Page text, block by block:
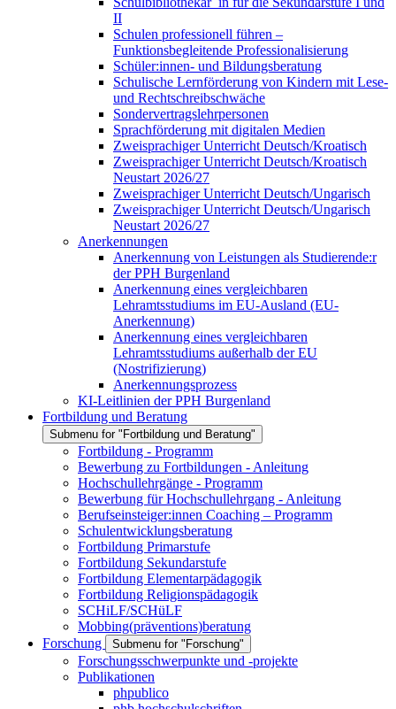
II
Schulen professionell führen –
Funktionsbegleitende Professionalisierung
Schüler:innen- und Bildungsberatung
Schulische Lernförderung von Kindern mit Lese-
und Rechtschreibschwäche
Sondervertragslehrpersonen
Sprachförderung mit digitalen Medien
Zweisprachiger Unterricht Deutsch/Kroatisch
Zweisprachiger Unterricht Deutsch/Kroatisch
Neustart 2026/27
Zweisprachiger Unterricht Deutsch/Ungarisch
Zweisprachiger Unterricht Deutsch/Ungarisch
Neustart 2026/27
Anerkennungen
Anerkennung von Leistungen als Studierende:r
der PPH Burgenland
Anerkennung eines vergleichbaren
Lehramtsstudiums im EU-Ausland (EU-
Anerkennung)
Anerkennung eines vergleichbaren
Lehramtsstudiums außerhalb der EU
(Nostrifizierung)
Anerkennungsprozess
KI-Leitlinien der PPH Burgenland
Fortbildung und Beratung
Submenu for "Fortbildung und Beratung"
Fortbildung - Programm
Bewerbung zu Fortbildungen - Anleitung
Hochschullehrgänge - Programm
Bewerbung für Hochschullehrgang - Anleitung
Berufseinsteiger:innen Coaching – Programm
Schulentwicklungsberatung
Fortbildung Primarstufe
Fortbildung Sekundarstufe
Fortbildung Elementarpädagogik
Fortbildung Religionspädagogik
SCHiLF/SCHüLF
Mobbing(präventions)beratung
Forschung
Submenu for "Forschung"
Forschungsschwerpunkte und -projekte
Publikationen
phpublico